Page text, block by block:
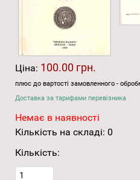
Ціна: 100.00 грн.
плюс до вартості замовленного -
Доставка за тарифами перевізника
Немає в наявності
Кількість на складі: 0
Кількість: